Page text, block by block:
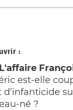
:
est-elle
d’infanticide
né ?